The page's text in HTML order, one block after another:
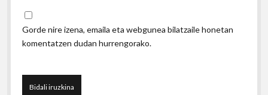
Gorde nire izena, emaila eta webgunea bilatzaile honetan
komentatzen dudan hurrengorako.